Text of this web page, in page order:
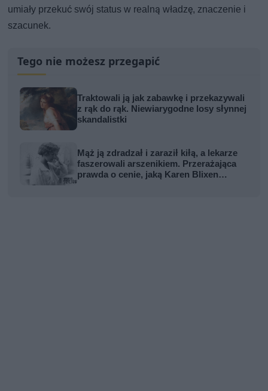
umiały przekuć swój status w realną władzę, znaczenie i
szacunek.
Tego nie możesz przegapić
Traktowali ją jak zabawkę i przekazywali
z rąk do rąk. Niewiarygodne losy słynnej
skandalistki
Mąż ją zdradzał i zaraził kiłą, a lekarze
faszerowali arszenikiem. Przerażająca
prawda o cenie, jaką Karen Blixen